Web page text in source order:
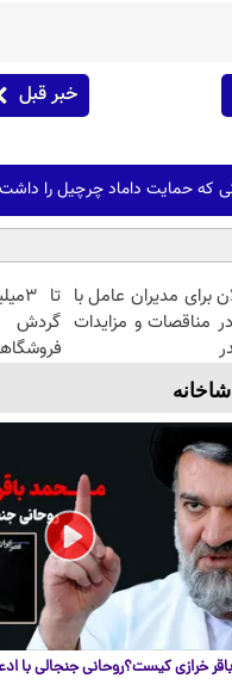
خبر قبل
که حمایت داماد چرچیل را
برای مدیران عامل با
مناقصات و مزایدات
تا
گردش
خرازی کیست؟روحانی جنجالی با